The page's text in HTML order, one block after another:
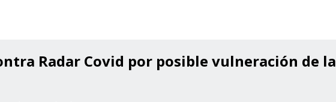
Radar Covid por posible vulneración de la